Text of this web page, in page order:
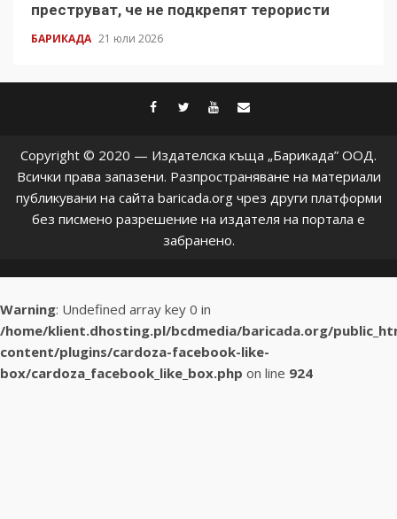
преструват, че не подкрепят терористи
БАРИКАДА 21 юли 2026
facebook
twitter
youtube
Copyright © 2020 — Издателска къща „Барикада” ООД.
Всички права запазени. Разпространяване на материали
публикувани на сайта baricada.org чрез други платформи
без писмено разрешение на издателя на портала е
забранено.
Warning: Undefined array key 0 in
/home/klient.dhosting.pl/bcdmedia/baricada.org/
content/plugins/cardoza-facebook-like-
box/cardoza_facebook_like_box.php on line 924